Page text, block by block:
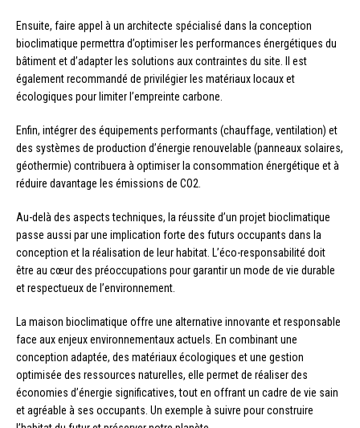
Ensuite, faire appel à un architecte spécialisé dans la conception
bioclimatique permettra d’optimiser les performances énergétiques du
bâtiment et d’adapter les solutions aux contraintes du site. Il est
également recommandé de privilégier les matériaux locaux et
écologiques pour limiter l’empreinte carbone.
Enfin, intégrer des équipements performants (chauffage, ventilation) et
des systèmes de production d’énergie renouvelable (panneaux solaires,
géothermie) contribuera à optimiser la consommation énergétique et à
réduire davantage les émissions de CO2.
Au-delà des aspects techniques, la réussite d’un projet bioclimatique
passe aussi par une implication forte des futurs occupants dans la
conception et la réalisation de leur habitat. L’éco-responsabilité doit
être au cœur des préoccupations pour garantir un mode de vie durable
et respectueux de l’environnement.
La maison bioclimatique offre une alternative innovante et responsable
face aux enjeux environnementaux actuels. En combinant une
conception adaptée, des matériaux écologiques et une gestion
optimisée des ressources naturelles, elle permet de réaliser des
économies d’énergie significatives, tout en offrant un cadre de vie sain
et agréable à ses occupants. Un exemple à suivre pour construire